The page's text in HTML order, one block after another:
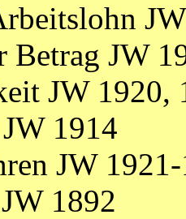
Betrag JW
JW 1920,
1914
JW
1892